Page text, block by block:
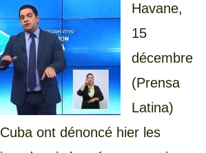
Havane,
15
décembre
(Prensa
Latina)
ont dénoncé hier les